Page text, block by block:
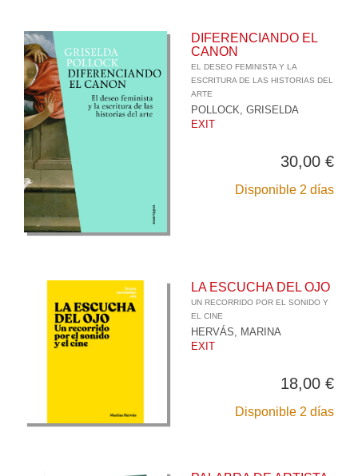
DIFERENCIANDO EL
CANON
EL DESEO FEMINISTA Y LA
ESCRITURA DE LAS HISTORIAS DEL
ARTE
POLLOCK, GRISELDA
EXIT
30,00 €
Disponible 2 días
LA ESCUCHA DEL OJO
UN RECORRIDO POR EL SONIDO Y
EL CINE
HERVÁS, MARINA
EXIT
18,00 €
Disponible 2 días